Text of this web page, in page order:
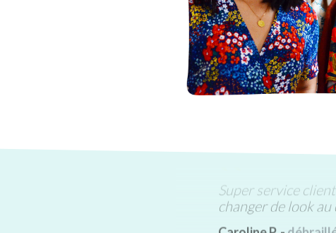
J’adore votre
étant locales.
de la mode !
Gabriele C. -
Super service
Caroline P. -